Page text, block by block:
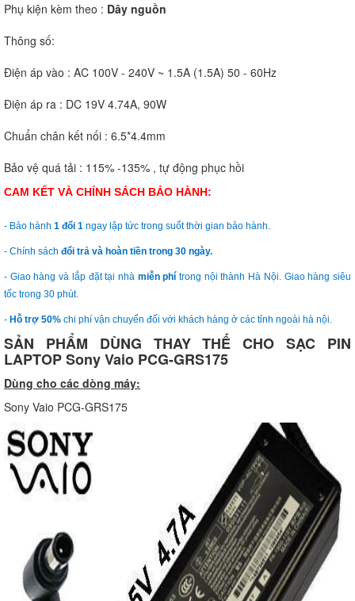
Phụ kiện kèm theo : Dây nguồn
Thông số:
Điện áp vào : AC 100V - 240V ~ 1.5A (1.5A) 50 - 60Hz
Điện áp ra : DC 19V 4.74A, 90W
Chuẩn chân kết nối : 6.5*4.4mm
Bảo vệ quá tải : 115% -135% , tự động phục hồi
CAM KẾT VÀ CHÍNH SÁCH BẢO HÀNH:
- Bảo hành 1 đổi 1 ngay lập tức trong suốt thời gian bảo hành.
- Chính sách đổi trả và hoàn tiền trong 30 ngày.
- Giao hàng và lắp đặt tại nhà miễn phí trong nội thành Hà Nội. Giao hàng siêu
tốc trong 30 phút.
- Hỗ trợ 50% chi phí vận chuyển đối với khách hàng ở các tỉnh ngoài hà nội.
SẢN PHẨM DÙNG THAY THẾ CHO SẠC PIN
LAPTOP Sony Vaio PCG-GRS175
Dùng cho các dòng máy:
Sony Vaio PCG-GRS175